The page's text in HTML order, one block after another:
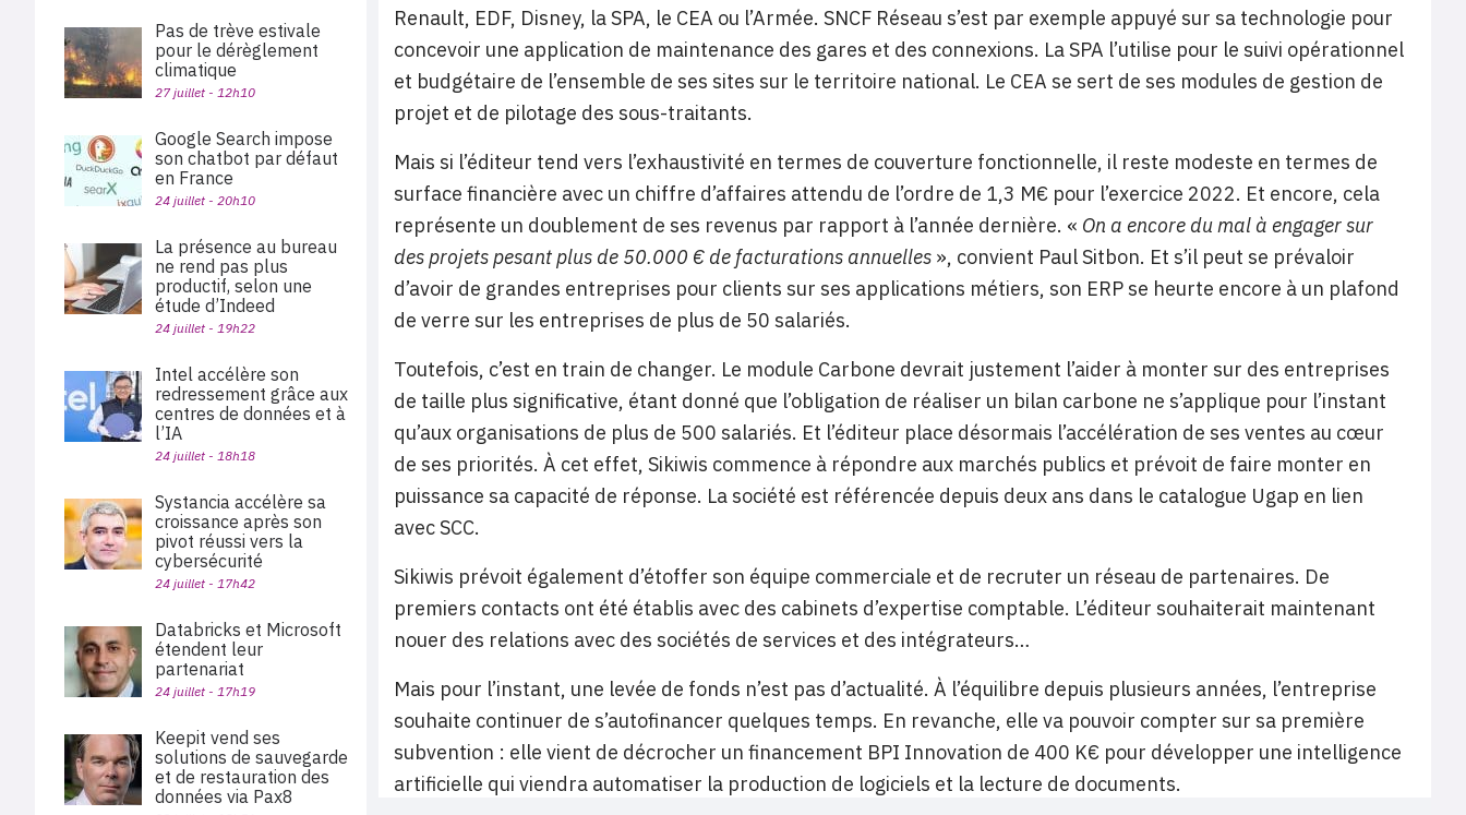
Renault, EDF, Disney, la SPA, le CEA ou l’Armée. SNCF Réseau s’est par exemple appuyé sur sa technologie pour
concevoir une application de maintenance des gares et des connexions. La SPA l’utilise pour le suivi opérationnel
et budgétaire de l’ensemble de ses sites sur le territoire national. Le CEA se sert de ses modules de gestion de
projet et de pilotage des sous-traitants.
Mais si l’éditeur tend vers l’exhaustivité en termes de couverture fonctionnelle, il reste modeste en termes de
surface financière avec un chiffre d’affaires attendu de l’ordre de 1,3 M€ pour l’exercice 2022. Et encore, cela
représente un doublement de ses revenus par rapport à l’année dernière. « On a encore du mal à engager sur
des projets pesant plus de 50.000 € de facturations annuelles », convient Paul Sitbon. Et s’il peut se prévaloir
d’avoir de grandes entreprises pour clients sur ses applications métiers, son ERP se heurte encore à un plafond
de verre sur les entreprises de plus de 50 salariés.
Toutefois, c’est en train de changer. Le module Carbone devrait justement l’aider à monter sur des entreprises
de taille plus significative, étant donné que l’obligation de réaliser un bilan carbone ne s’applique pour l’instant
qu’aux organisations de plus de 500 salariés. Et l’éditeur place désormais l’accélération de ses ventes au cœur
de ses priorités. À cet effet, Sikiwis commence à répondre aux marchés publics et prévoit de faire monter en
puissance sa capacité de réponse. La société est référencée depuis deux ans dans le catalogue Ugap en lien
avec SCC.
Sikiwis prévoit également d’étoffer son équipe commerciale et de recruter un réseau de partenaires. De
premiers contacts ont été établis avec des cabinets d’expertise comptable. L’éditeur souhaiterait maintenant
nouer des relations avec des sociétés de services et des intégrateurs…
Mais pour l’instant, une levée de fonds n’est pas d’actualité. À l’équilibre depuis plusieurs années, l’entreprise
souhaite continuer de s’autofinancer quelques temps. En revanche, elle va pouvoir compter sur sa première
subvention : elle vient de décrocher un financement BPI Innovation de 400 K€ pour développer une intelligence
artificielle qui viendra automatiser la production de logiciels et la lecture de documents.
Pas de trève estivale
pour le dérèglement
climatique
27 juillet - 12h10
Google Search impose
son chatbot par défaut
en France
24 juillet - 20h10
La présence au bureau
ne rend pas plus
productif, selon une
étude d’Indeed
24 juillet - 19h22
Intel accélère son
redressement grâce aux
centres de données et à
l’IA
24 juillet - 18h18
Systancia accélère sa
croissance après son
pivot réussi vers la
cybersécurité
24 juillet - 17h42
Databricks et Microsoft
étendent leur
partenariat
24 juillet - 17h19
Keepit vend ses
solutions de sauvegarde
et de restauration des
données via Pax8